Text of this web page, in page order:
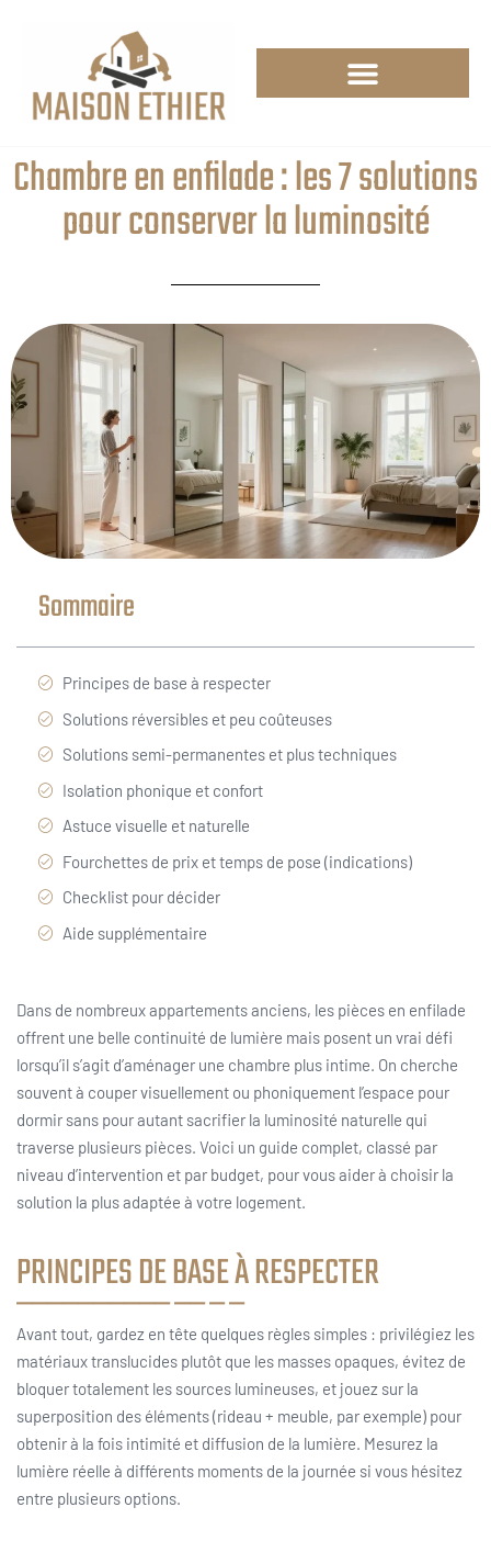
Chambre en enfilade : les 7 solutions
pour conserver la luminosité
Sommaire
Principes de base à respecter
Solutions réversibles et peu coûteuses
Solutions semi-permanentes et plus techniques
Isolation phonique et confort
Astuce visuelle et naturelle
Fourchettes de prix et temps de pose (indications)
Checklist pour décider
Aide supplémentaire
Dans de nombreux appartements anciens, les pièces en enfilade
offrent une belle continuité de lumière mais posent un vrai défi
lorsqu’il s’agit d’aménager une chambre plus intime. On cherche
souvent à couper visuellement ou phoniquement l’espace pour
dormir sans pour autant sacrifier la luminosité naturelle qui
traverse plusieurs pièces. Voici un guide complet, classé par
niveau d’intervention et par budget, pour vous aider à choisir la
solution la plus adaptée à votre logement.
PRINCIPES DE BASE À RESPECTER
Avant tout, gardez en tête quelques règles simples : privilégiez les
matériaux translucides plutôt que les masses opaques, évitez de
bloquer totalement les sources lumineuses, et jouez sur la
superposition des éléments (rideau + meuble, par exemple) pour
obtenir à la fois intimité et diffusion de la lumière. Mesurez la
lumière réelle à différents moments de la journée si vous hésitez
entre plusieurs options.